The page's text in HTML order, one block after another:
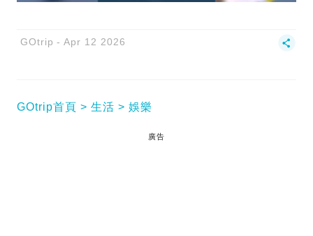
GOtrip Apr 12 2026
GOtrip首頁 生活 娛樂
廣告